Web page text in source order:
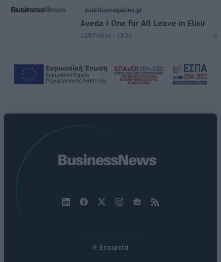
esteticamagazine.gr
Aveda I One for All Leave in Elixir
22/07/2026 - 13:20
Η Εταιρεία